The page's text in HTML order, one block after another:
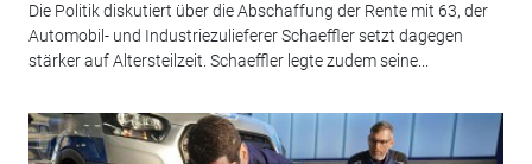
Die Politik diskutiert über die Abschaffung der Rente mit 63, der
Automobil- und Industriezulieferer Schaeffler setzt dagegen
stärker auf Altersteilzeit. Schaeffler legte zudem seine...